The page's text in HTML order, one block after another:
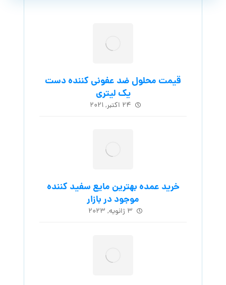
قیمت محلول ضد عفونی کننده دست
یک لیتری
۲۴ اکتبر, ۲۰۲۱
خرید عمده بهترین مایع سفید کننده
موجود در بازار
۳ ژانویه, ۲۰۲۳